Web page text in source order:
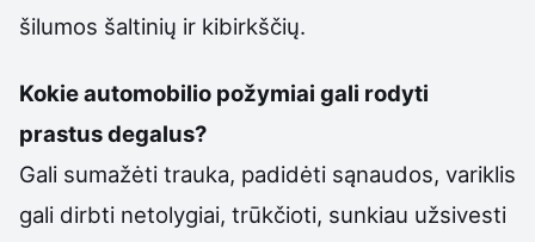
šilumos šaltinių ir kibirkščių.
Kokie automobilio požymiai gali rodyti
prastus degalus?
Gali sumažėti trauka, padidėti sąnaudos, variklis
gali dirbti netolygiai, trūkčioti, sunkiau užsivesti